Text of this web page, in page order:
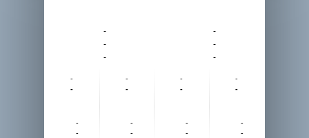
-
-
-
-
-
-
-
-
-
-
-
-
-
-
-
-
-
-
-
-
-
-